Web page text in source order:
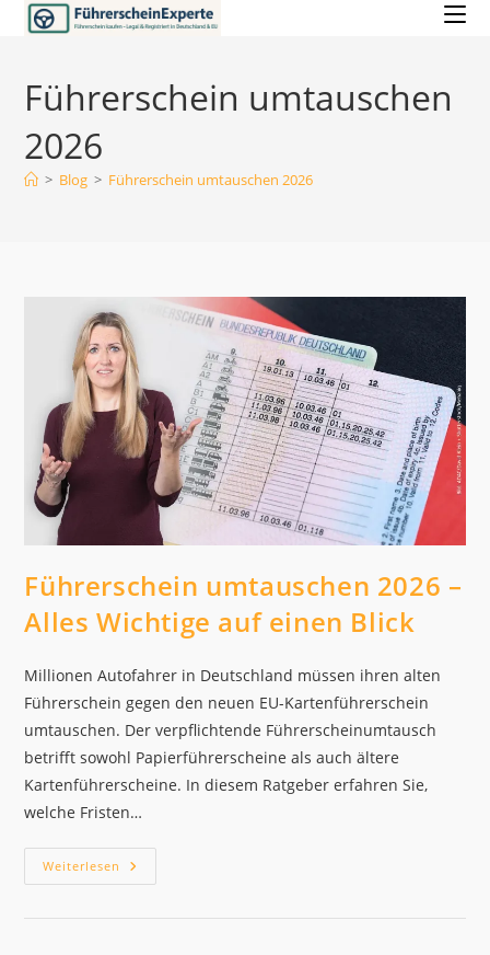
Zum
Inhalt
Führerschein umtauschen
2026
> Blog > Führerschein umtauschen 2026
Führerschein umtauschen 2026 –
Alles Wichtige auf einen Blick
Millionen Autofahrer in Deutschland müssen ihren alten
Führerschein gegen den neuen EU-Kartenführerschein
umtauschen. Der verpflichtende Führerscheinumtausch
betrifft sowohl Papierführerscheine als auch ältere
Kartenführerscheine. In diesem Ratgeber erfahren Sie,
welche Fristen…
Weiterlesen Führerschein
Umtauschen